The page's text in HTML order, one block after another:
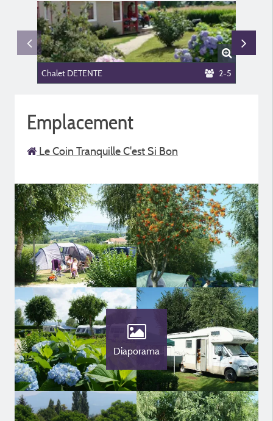
Chalet DETENTE 2-5
Emplacement
Le Coin Tranquille C'est Si Bon
Diaporama